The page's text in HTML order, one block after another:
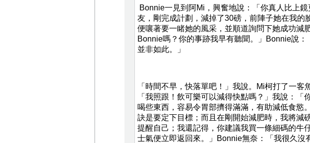
Bonnie一見到阿Mi，興奮地說：「你真人比上
友，剛完成計劃，減掉了30磅，前陣子她在我的
便嚷著要一睹她的風采，並順道詢問下她成功減
Bonnie嗎？你的事跡我早有聽聞。」Bonnie說：
並非如此。」
「時間不早，快落單吧！」我說。Mi柯打了一客
「我照跟！飲可樂可以減得快點嗎？」我說：「
喝些東西，容易令胃部擠得滿滿，有助減低食慾
訣是要定下目標；而且在剛開始減肥時，我將減
提醒自己；我還記得，你建議我買一條細碼的牛
士氣便立即返回來。」Bonnie無奈：「我很久沒